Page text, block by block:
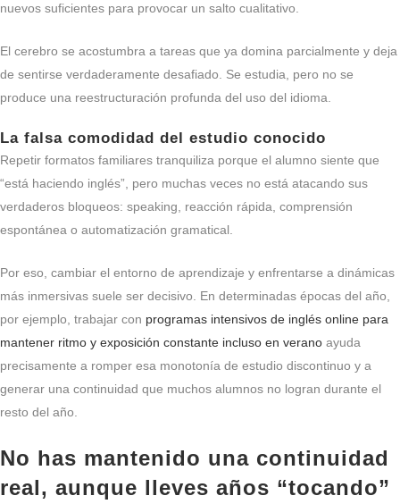
nuevos suficientes para provocar un salto cualitativo.
El cerebro se acostumbra a tareas que ya domina parcialmente y deja
de sentirse verdaderamente desafiado. Se estudia, pero no se
produce una reestructuración profunda del uso del idioma.
La falsa comodidad del estudio conocido
Repetir formatos familiares tranquiliza porque el alumno siente que
“está haciendo inglés”, pero muchas veces no está atacando sus
verdaderos bloqueos: speaking, reacción rápida, comprensión
espontánea o automatización gramatical.
Por eso, cambiar el entorno de aprendizaje y enfrentarse a dinámicas
más inmersivas suele ser decisivo. En determinadas épocas del año,
por ejemplo, trabajar con programas intensivos de inglés online para
mantener ritmo y exposición constante incluso en verano ayuda
precisamente a romper esa monotonía de estudio discontinuo y a
generar una continuidad que muchos alumnos no logran durante el
resto del año.
No has mantenido una continuidad
real, aunque lleves años “tocando”